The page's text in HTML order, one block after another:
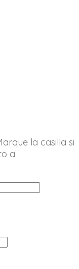
la casilla si
a